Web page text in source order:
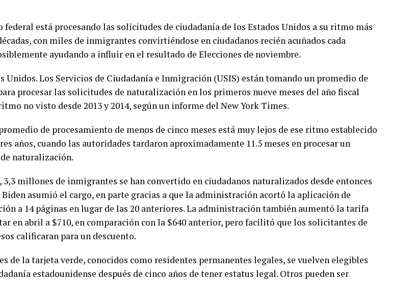
federal está procesando las solicitudes de ciudadanía de los Estados Unidos a su ritmo más
con miles de inmigrantes convirtiéndose en ciudadanos recién acuñados cada
ayudando a influir en el resultado de Elecciones de noviembre.
Unidos. Los Servicios de Ciudadanía e Inmigración (USIS) están tomando un promedio de
procesar las solicitudes de naturalización en los primeros nueve meses del año fiscal
no visto desde 2013 y 2014, según un informe del New York Times.
de procesamiento de menos de cinco meses está muy lejos de ese ritmo establecido
años, cuando las autoridades tardaron aproximadamente 11.5 meses en procesar un
naturalización.
3,3 millones de inmigrantes se han convertido en ciudadanos naturalizados desde entonces
asumió el cargo, en parte gracias a que la administración acortó la aplicación de
a 14 páginas en lugar de las 20 anteriores. La administración también aumentó la tarifa
en abril a $710, en comparación con la $640 anterior, pero facilitó que los solicitantes de
calificaran para un descuento.
de la tarjeta verde, conocidos como residentes permanentes legales, se vuelven elegibles
estadounidense después de cinco años de tener estatus legal. Otros pueden ser